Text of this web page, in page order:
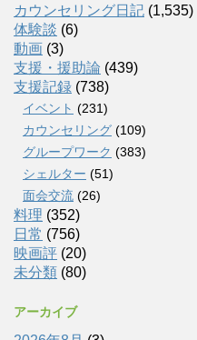
カウンセリング日記 (1,535)
体験談 (6)
動画 (3)
支援・援助論 (439)
支援記録 (738)
イベント (231)
カウンセリング (109)
グループワーク (383)
シェルター (51)
面会交流 (26)
料理 (352)
日常 (756)
映画評 (20)
未分類 (80)
アーカイブ